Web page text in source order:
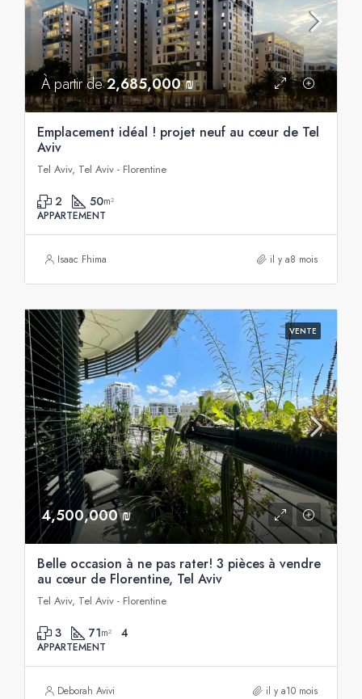
À partir de2,685,000 ₪
Emplacement idéal ! projet neuf au cœur de Tel
Aviv
Tel Aviv, Tel Aviv - Florentine
2 50m²
APPARTEMENT
Isaac Fhima il y a8 mois
VENTE
4,500,000 ₪
Belle occasion à ne pas rater! 3 pièces à vendre
au cœur de Florentine, Tel Aviv
Tel Aviv, Tel Aviv - Florentine
3 71m² 4
APPARTEMENT
Deborah Avivi il y a10 mois